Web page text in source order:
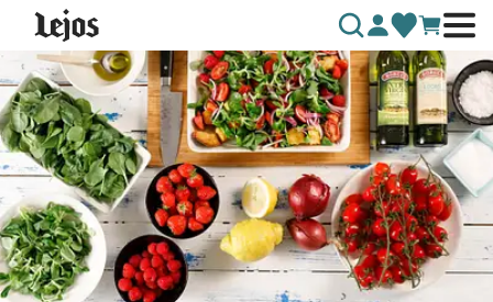
Siirry sisältöön